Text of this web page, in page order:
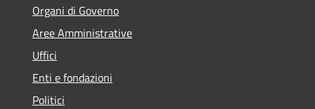
Organi di Governo
Aree Amministrative
Uffici
Enti e fondazioni
Politici